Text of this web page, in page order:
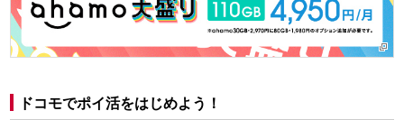
ドコモでポイ活をはじめよう！